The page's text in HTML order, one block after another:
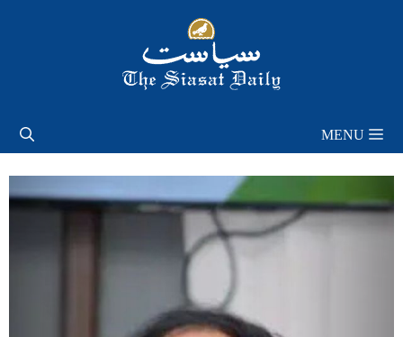
MENU